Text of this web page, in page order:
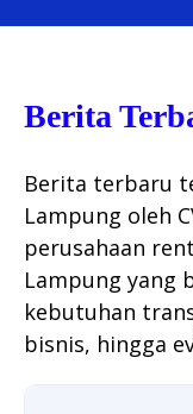
Berita
Berita terbaru
Lampung oleh
perusahaan
Lampung yang
kebutuhan
bisnis, hingga